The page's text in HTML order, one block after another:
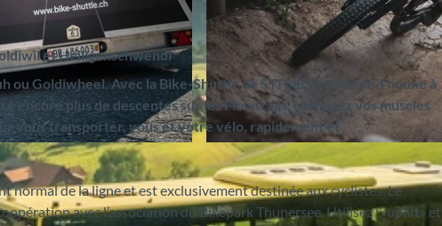
© Bikepark Thunersee, Interlaken Tourismus |
et Heiligenschwendi
Goldiwheel. Avec la Bike-Shuttle de STI Service AG de Thoune à
encore plus de descentes sur les Flowtrails. Ménagez vos muscles
vous transporter, vous et votre vélo, rapidement et
de la ligne et est exclusivement destinée aux cyclistes. Le
avec l’association du Bikepark Thunersee. Utilisez l’«uplift» et